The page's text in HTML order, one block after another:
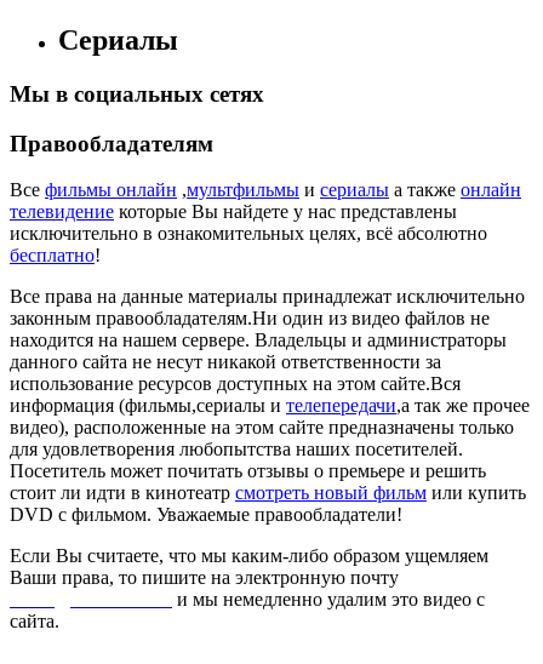
Сериалы
Мы в социальных сетях
Правообладателям
Все фильмы онлайн ,мультфильмы и сериалы а также онлайн
телевидение которые Вы найдете у нас представлены
исключительно в ознакомительных целях, всё абсолютно
бесплатно!
Все права на данные материалы принадлежат исключительно
законным правообладателям.Ни один из видео файлов не
находится на нашем сервере. Владельцы и администраторы
данного сайта не несут никакой ответственности за
использование ресурсов доступных на этом сайте.Вся
информация (фильмы,сериалы и телепередачи,а так же прочее
видео), расположенные на этом сайте предназначены только
для удовлетворения любопытства наших посетителей.
Посетитель может почитать отзывы о премьере и решить
стоит ли идти в кинотеатр смотреть новый фильм или купить
DVD с фильмом. Уважаемые правообладатели!
Если Вы считаете, что мы каким-либо образом ущемляем
Ваши права, то пишите на электронную почту
и мы немедленно удалим это видео с
сайта.